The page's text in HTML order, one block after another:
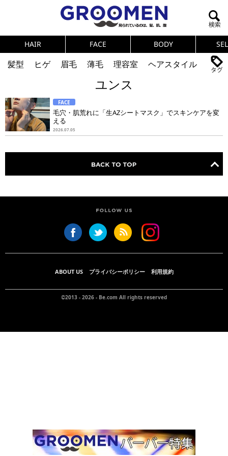
HAIR FACE BODY
髪型 ヒゲ 眉毛 薄毛 理容室
ヘアスタイル
ニオイ
連載
メンズコスメ
NEWS PICK UP 筋肉
女の本音
テストステロン
健康
スキンケア 食事
調査結果
トレーニング
好印象な男
頭皮ケア
ダイエット
理容室
ユンス
FACE
毛穴・肌荒れに「生AZシートマスク」でスキンケアを変
える
2026.07.05
ABOUT US プライバシーポリシー 利用規約
©2013 - 2026 - Be.com All rights reserved